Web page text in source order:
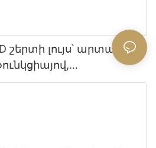
շերտի լույս՝ արտակարգ
անջատման դեպքում